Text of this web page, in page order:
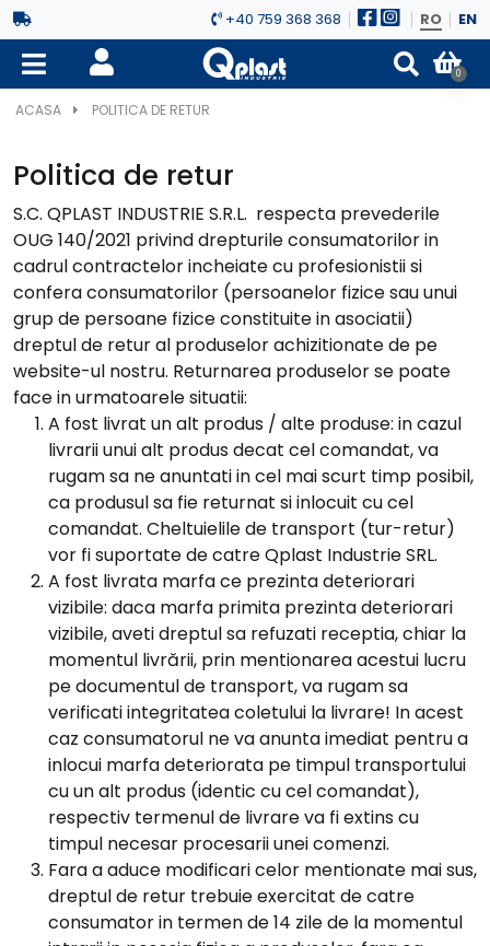
+40 759 368 368 RO EN
0
ACASA POLITICA DE RETUR
Politica de retur
S.C. QPLAST INDUSTRIE S.R.L. respecta prevederile
OUG 140/2021 privind drepturile consumatorilor in
cadrul contractelor incheiate cu profesionistii si
confera consumatorilor (persoanelor fizice sau unui
grup de persoane fizice constituite in asociatii)
dreptul de retur al produselor achizitionate de pe
website-ul nostru. Returnarea produselor se poate
face in urmatoarele situatii:
A fost livrat un alt produs / alte produse: in cazul
livrarii unui alt produs decat cel comandat, va
rugam sa ne anuntati in cel mai scurt timp posibil,
ca produsul sa fie returnat si inlocuit cu cel
comandat. Cheltuielile de transport (tur-retur)
vor fi suportate de catre Qplast Industrie SRL.
A fost livrata marfa ce prezinta deteriorari
vizibile: daca marfa primita prezinta deteriorari
vizibile, aveti dreptul sa refuzati receptia, chiar la
momentul livrării, prin mentionarea acestui lucru
pe documentul de transport, va rugam sa
verificati integritatea coletului la livrare! In acest
caz consumatorul ne va anunta imediat pentru a
inlocui marfa deteriorata pe timpul transportului
cu un alt produs (identic cu cel comandat),
respectiv termenul de livrare va fi extins cu
timpul necesar procesarii unei comenzi.
Fara a aduce modificari celor mentionate mai sus,
dreptul de retur trebuie exercitat de catre
consumator in termen de 14 zile de la momentul